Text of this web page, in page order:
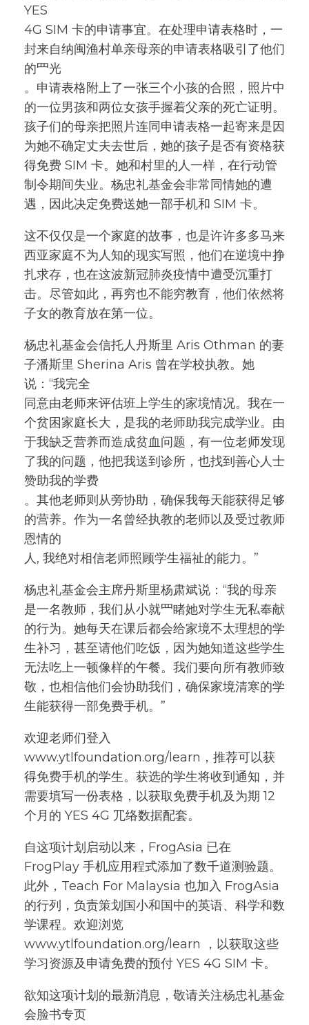
YES
4G SIM 卡的申请事宜。在处理申请表格时，⼀
封来⾃纳闽渔村单亲⺟亲的申请表格吸引了他们
的⺫光
。申请表格附上了⼀张三个⼩孩的合照，照⽚中
的⼀位男孩和两位⼥孩⼿握着⽗亲的死亡证明。
孩⼦们的⺟亲把照⽚连同申请表格⼀起寄来是因
为她不确定丈夫去世后，她的孩⼦是否有资格获
得免费 SIM 卡。她和村⾥的⼈⼀样，在⾏动管
制令期间失业。杨忠礼基⾦会⾮常同情她的遭
遇，因此决定免费送她⼀部⼿机和 SIM 卡。
这不仅仅是⼀个家庭的故事，也是许许多多⻢来
⻄亚家庭不为⼈知的现实写照，他们在逆境中挣
扎求存，也在这波新冠肺炎疫情中遭受沉重打
击。尽管如此，再穷也不能穷教育，他们依然将
⼦⼥的教育放在第⼀位。
杨忠礼基⾦会信托⼈丹斯⾥ Aris Othman 的妻
⼦潘斯⾥ Sherina Aris 曾在学校执教。她
说：“我完全
同意由⽼师来评估班上学⽣的家境情况。我在⼀
个贫困家庭⻓⼤，是我的⽼师助我完成学业。由
于我缺乏营养⽽造成贫⾎问题，有⼀位⽼师发现
了我的问题，他把我送到诊所，也找到善⼼⼈⼠
赞助我的学费
。其他⽼师则从旁协助，确保我每天能获得⾜够
的营养。作为⼀名曾经执教的⽼师以及受过教师
恩情的
⼈, 我绝对相信⽼师照顾学⽣福祉的能⼒。”
杨忠礼基⾦会主席丹斯⾥杨肃斌说：“我的⺟亲
是⼀名教师，我们从⼩就⺫睹她对学⽣⽆私奉献
的⾏为。她每天在课后都会给家境不太理想的学
⽣补习，甚⾄请他们吃饭，因为她知道这些学⽣
⽆法吃上⼀顿像样的午餐。我们要向所有教师致
敬，也相信他们会协助我们，确保家境清寒的学
⽣能获得⼀部免费⼿机。”
欢迎⽼师们登⼊
www.ytlfoundation.org/learn ，推荐可以获
得免费⼿机的学⽣。获选的学⽣将收到通知，并
需要填写⼀份表格，以获取免费⼿机及为期 12
个⽉的 YES 4G ⺴络数据配套。
⾃这项计划启动以来，FrogAsia 已在
FrogPlay ⼿机应⽤程式添加了数千道测验题。
此外，Teach For Malaysia 也加⼊ FrogAsia
的⾏列，负责策划国⼩和国中的英语、科学和数
学课程。欢迎浏览
www.ytlfoundation.org/learn ，以获取这些
学习资源及申请免费的预付 YES 4G SIM 卡。
欲知这项计划的最新消息，敬请关注杨忠礼基⾦
会脸书专⻚